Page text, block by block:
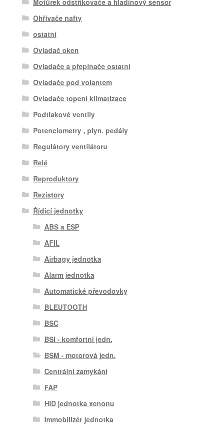
Motůrek odstřikovače a hladinový sensor
Ohřívače nafty
ostatní
Ovladač oken
Ovladače a přepínače ostatní
Ovladače pod volantem
Ovladače topení klimatizace
Podtlakové ventily
Potenciometry , plyn. pedály
Regulátory ventilátoru
Relé
Reproduktory
Rezistory
Řídící jednotky
ABS a ESP
AFIL
Airbagy jednotka
Alarm jednotka
Automatické převodovky
BLEUTOOTH
BSC
BSI - komfortní jedn.
BSM - motorová jedn.
Centrální zamykání
FAP
HID jednotka xenonu
Immobilizér jednotka